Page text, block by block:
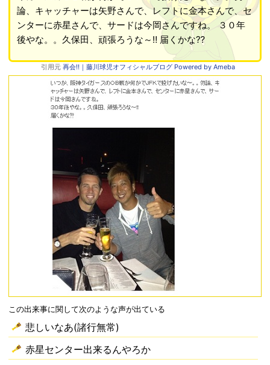
論、キャッチャーは矢野さんで、レフトに金本さんで、セ
ンターに赤星さんで、サードは今岡さんですね。 ３０年
後やな。。久保田、頑張ろうな～‼ 届くかな⁇
引用元 再会‼｜藤川球児オフィシャルブログ Powered by Ameba
この出来事に関して次のような声が出ている
悲しいなあ(諸行無常)
赤星センター出来るんやろか